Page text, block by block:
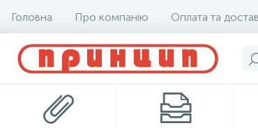
Головна Про компанію Оплата та